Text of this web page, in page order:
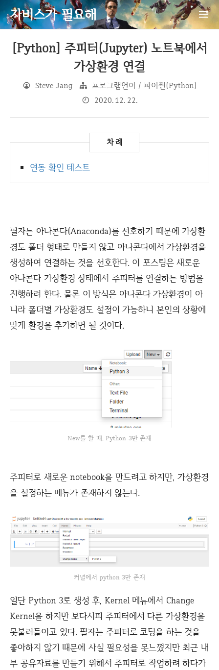
자비스가 필요해
[Python] 주피터(Jupyter) 노트북에서
가상환경 연결
Steve Jang 프로그램언어 / 파이썬(Python)
2020. 12. 22.
연동 확인 테스트
필자는 아나콘다(Anaconda)를 선호하기 때문에 가상환
경도 폴더 형태로 만들지 않고 아나콘다에서 가상환경을
생성하여 연결하는 것을 선호한다. 이 포스팅은 새로운
아나콘다 가상환경 상태에서 주피터를 연결하는 방법을
진행하려 한다. 물론 이 방식은 아나콘다 가상환경이 아
니라 폴더별 가상환경도 설정이 가능하니 본인의 상황에
맞게 환경을 추가하면 될 것이다.
New를 할 때, Python 3만 존재
주피터로 새로운 notebook을 만드려고 하지만, 가상환경
을 설정하는 메뉴가 존재하지 않는다.
커널에서 python 3만 존재
일단 Python 3로 생성 후, Kernel 메뉴에서 Change
Kernel을 하지만 보다시피 주피터에서 다른 가상환경을
못불러들이고 있다. 필자는 주피터로 코딩을 하는 것을
좋아하지 않기 때문에 사실 필요성을 못느꼈지만 최근 내
부 공유자료를 만들기 위해서 주피터로 작업하려 하다가